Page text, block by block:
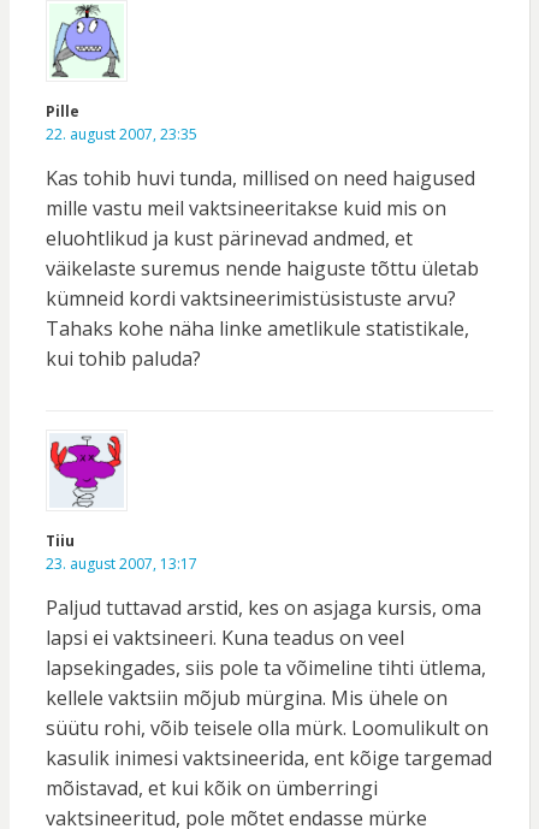
Pille
22. august 2007, 23:35
Kas tohib huvi tunda, millised on need haigused
mille vastu meil vaktsineeritakse kuid mis on
eluohtlikud ja kust pärinevad andmed, et
väikelaste suremus nende haiguste tõttu ületab
kümneid kordi vaktsineerimistüsistuste arvu?
Tahaks kohe näha linke ametlikule statistikale,
kui tohib paluda?
Tiiu
23. august 2007, 13:17
Paljud tuttavad arstid, kes on asjaga kursis, oma
lapsi ei vaktsineeri. Kuna teadus on veel
lapsekingades, siis pole ta võimeline tihti ütlema,
kellele vaktsiin mõjub mürgina. Mis ühele on
süütu rohi, võib teisele olla mürk. Loomulikult on
kasulik inimesi vaktsineerida, ent kõige targemad
mõistavad, et kui kõik on ümberringi
vaktsineeritud, pole mõtet endasse mürke